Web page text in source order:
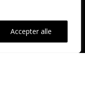
Accepter alle